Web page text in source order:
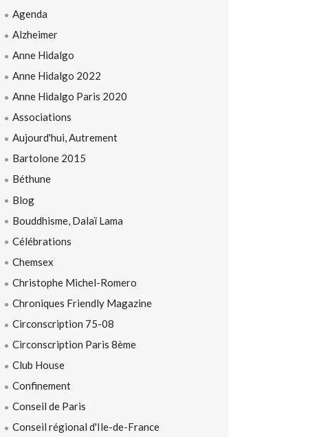
Agenda
Alzheimer
Anne Hidalgo
Anne Hidalgo 2022
Anne Hidalgo Paris 2020
Associations
Aujourd'hui, Autrement
Bartolone 2015
Béthune
Blog
Bouddhisme, Dalaï Lama
Célébrations
Chemsex
Christophe Michel-Romero
Chroniques Friendly Magazine
Circonscription 75-08
Circonscription Paris 8ème
Club House
Confinement
Conseil de Paris
Conseil régional d'Ile-de-France